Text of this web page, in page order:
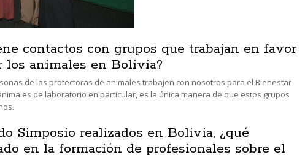
contactos con grupos que trabajan en favor
los animales en Bolivia?
de las protectoras de animales trabajen con nosotros para el Bienestar
de laboratorio en particular, es la única manera de que estos grupos
Simposio realizados en Bolivia, ¿qué
en la formación de profesionales sobre el